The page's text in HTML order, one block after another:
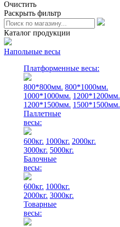
Очистить
Раскрыть фильтр
Каталог продукции
Напольные весы
Платформенные весы:
800*800мм. 800*1000мм.
1000*1000мм. 1200*1200мм.
1200*1500мм. 1500*1500мм.
Паллетные
весы:
600кг. 1000кг. 2000кг.
3000кг. 5000кг.
Балочные
весы:
600кг. 1000кг.
2000кг. 3000кг.
Товарные
весы: